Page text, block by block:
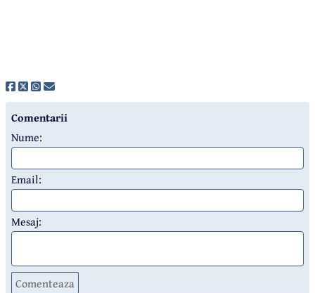
Comentarii
Nume:
Email:
Mesaj:
Comenteaza